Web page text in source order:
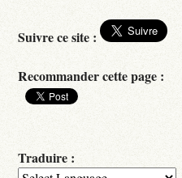
Suivre ce site :
Recommander cette page :
Traduire :